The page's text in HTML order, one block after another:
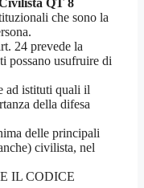
QT 8
che sono la
24 prevede la
possano usufruire di
ad istituti quali il
della difesa
delle principali
civilista, nel
E IL CODICE